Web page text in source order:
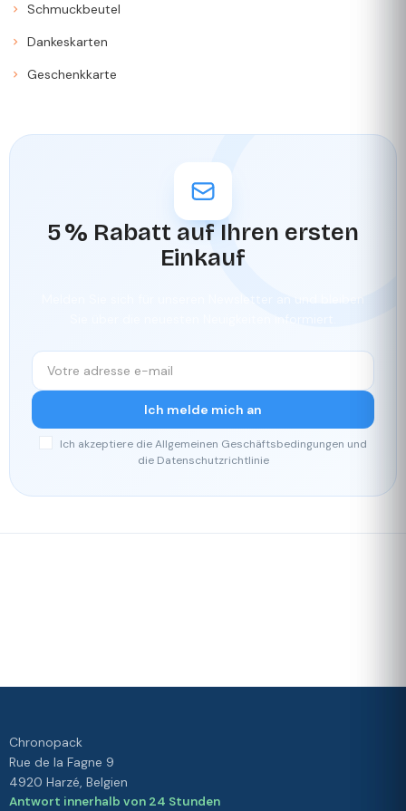
Schmuckbeutel
Dankeskarten
Geschenkkarte
5 % Rabatt auf Ihren ersten
Einkauf
Ich melde mich an
Ich akzeptiere die Allgemeinen Geschäftsbedingungen und
die Datenschutzrichtlinie
Chronopack
Rue de la Fagne 9
4920 Harzé, Belgien
Antwort innerhalb von 24 Stunden